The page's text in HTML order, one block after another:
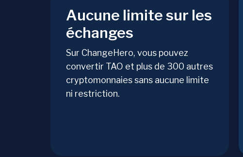
Aucune limite sur les
échanges
Sur ChangeHero, vous pouvez
convertir TAO et plus de 300 autres
cryptomonnaies sans aucune limite
ni restriction.